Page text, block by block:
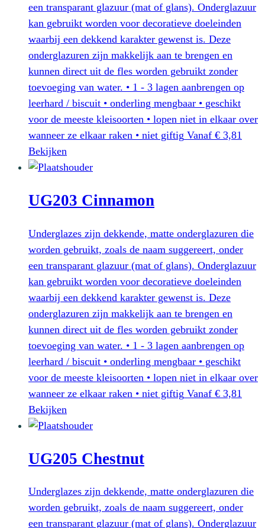
een transparant glazuur (mat of glans). Onderglazuur
kan gebruikt worden voor decoratieve doeleinden
waarbij een dekkend karakter gewenst is. Deze
onderglazuren zijn makkelijk aan te brengen en
kunnen direct uit de fles worden gebruikt zonder
toevoeging van water. • 1 - 3 lagen aanbrengen op
leerhard / biscuit • onderling mengbaar • geschikt
voor de meeste kleisoorten • lopen niet in elkaar over
wanneer ze elkaar raken • niet giftig Vanaf € 3,81
Bekijken
product
meerdere
Deze
optie
kan
gekozen
worden
op
de
productpagina
UG203 Cinnamon
Underglazes zijn dekkende, matte onderglazuren die
worden gebruikt, zoals de naam suggereert, onder
een transparant glazuur (mat of glans). Onderglazuur
kan gebruikt worden voor decoratieve doeleinden
waarbij een dekkend karakter gewenst is. Deze
onderglazuren zijn makkelijk aan te brengen en
kunnen direct uit de fles worden gebruikt zonder
toevoeging van water. • 1 - 3 lagen aanbrengen op
leerhard / biscuit • onderling mengbaar • geschikt
voor de meeste kleisoorten • lopen niet in elkaar over
wanneer ze elkaar raken • niet giftig Vanaf € 3,81
Bekijken
product
meerdere
Deze
optie
kan
UG205 Chestnut
Underglazes zijn dekkende, matte onderglazuren die
worden gebruikt, zoals de naam suggereert, onder
een transparant glazuur (mat of glans). Onderglazuur